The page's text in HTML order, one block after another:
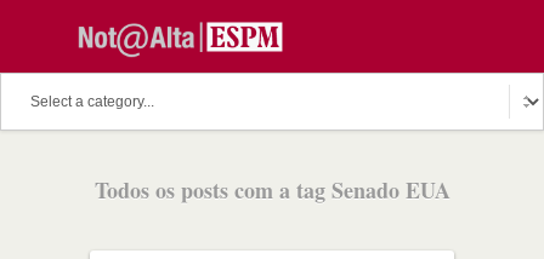
Todos os posts com a tag Senado EUA